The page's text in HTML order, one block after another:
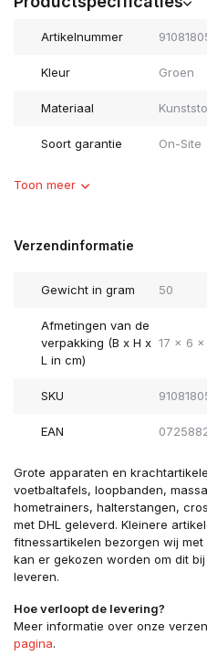
Artikelnummer
Kleur Groen
Materiaal
Soort garantie On-Site
Toon meer
Verzendinformatie
Gewicht in gram 50
Afmetingen van de
verpakking (B x H x
L in cm)
17 x 6 x
SKU
EAN
Grote apparaten en
voetbaltafels, loopbanden,
hometrainers, halterstangen,
met DHL geleverd. Kleinere
fitnessartikelen bezorgen wij met
kan er gekozen worden om dit
leveren.
Hoe verloopt de levering?
Meer informatie over onze
pagina.